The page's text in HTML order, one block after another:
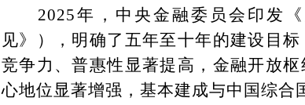
2025年，中央金融委员会印发
见》），明确了五年至十年的建设目
竞争力、普惠性显著提高，金融开放
心地位显著增强，基本建成与中国综合